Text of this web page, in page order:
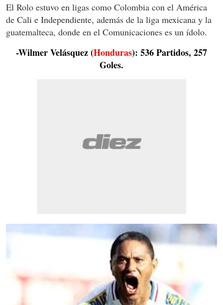
El Rolo estuvo en ligas como Colombia con el América
de Cali e Independiente, además de la liga mexicana y la
guatemalteca, donde en el Comunicaciones es un ídolo.
-Wilmer Velásquez (Honduras): 536 Partidos, 257
Goles.